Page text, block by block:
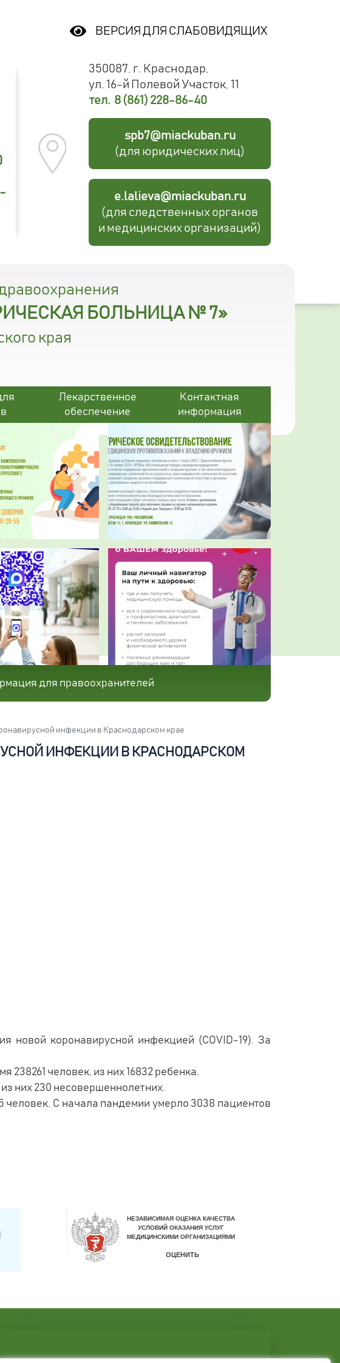
ВЕРСИЯ ДЛЯ СЛАБОВИДЯЩИХ
350087, г. Краснодар,
ул. 16-й Полевой Участок, 11
тел. 8 (861) 228-86-40
spb7@miackuban.ru
(для юридических лиц)
e.lalieva@miackuban.ru
(для следственных органов
и медицинских организаций)
БОЛЬНИЦА № 7»
края
Лекарственное
обеспечение
Контактная
информация
для правоохранителей
инфекции в Краснодарском крае
ИНФЕКЦИИ В КРАСНОДАРСКОМ
новой коронавирусной инфекцией (COVID-19). За
238261 человек, из них 16832 ребенка.
них 230 несовершеннолетних.
человек. С начала пандемии умерло 3038 пациентов